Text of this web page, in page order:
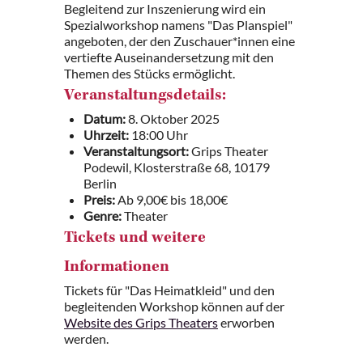
Begleitend zur Inszenierung wird ein
Spezialworkshop namens "Das Planspiel"
angeboten, der den Zuschauer*innen eine
vertiefte Auseinandersetzung mit den
Themen des Stücks ermöglicht.
Veranstaltungsdetails:
Datum:8. Oktober 2025
Uhrzeit: 18:00 Uhr
Veranstaltungsort:Grips Theater
Podewil, Klosterstraße 68, 10179
Berlin
Preis:Ab 9,00€ bis 18,00€
Genre:Theater
Tickets und weitere
Informationen
Tickets für "Das Heimatkleid" und den
begleitenden Workshop können auf der
Website des Grips Theaterserworben
werden.